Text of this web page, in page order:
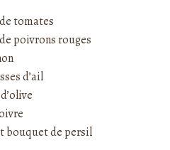
tomates
poivrons rouges
d’ail
bouquet de persil